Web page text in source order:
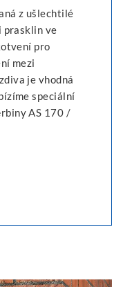
z ušlechtilé
prasklin ve
pro
mezi
je vhodná
speciální
AS 170 /